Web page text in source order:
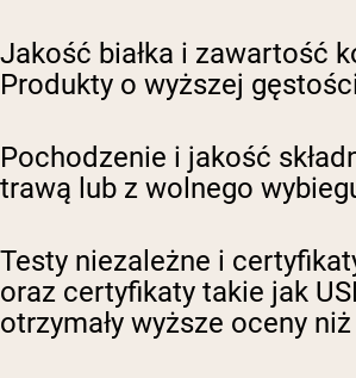
Jakość białka i zawartość
Produkty o wyższej
Pochodzenie i jakość
trawą lub z wolnego
Testy niezależne i
oraz certyfikaty takie jak
otrzymały wyższe oceny